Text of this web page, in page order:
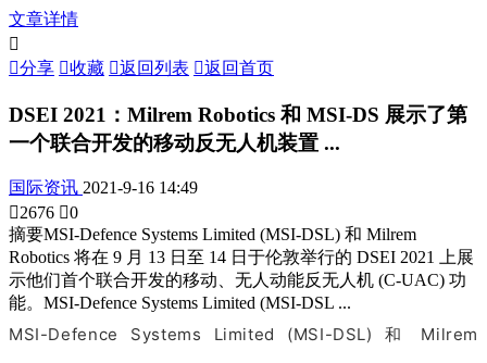
文章详情

分享 收藏 返回列表 返回首页
DSEI 2021：Milrem Robotics 和 MSI-DS 展示了第
一个联合开发的移动反无人机装置 ...
国际资讯 2021-9-16 14:49
2676 0
摘要MSI-Defence Systems Limited (MSI-DSL) 和 Milrem
Robotics 将在 9 月 13 日至 14 日于伦敦举行的 DSEI 2021 上展
示他们首个联合开发的移动、无人动能反无人机 (C-UAC) 功
能。MSI-Defence Systems Limited (MSI-DSL ...
MSI-Defence Systems Limited (MSI-DSL) 和 Milrem